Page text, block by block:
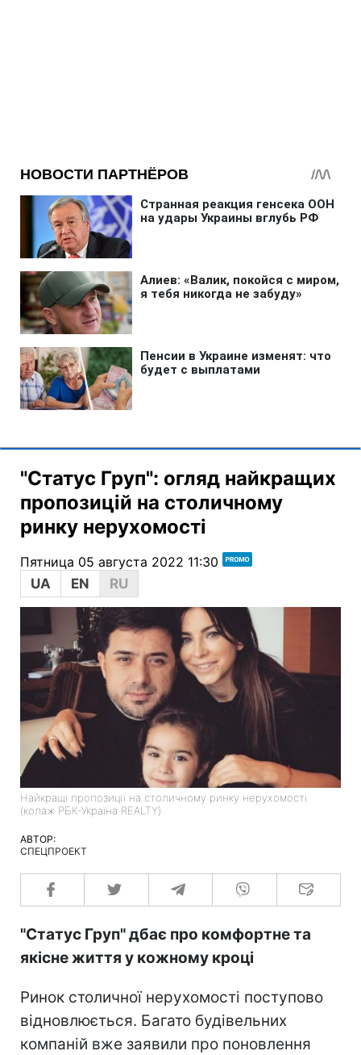
"Статус Груп": огляд найкращих
пропозицій на столичному
ринку нерухомості
Пятница 05 августа 2022 11:30
UA
EN RU
Найкращі пропозиції на столичному ринку нерухомості
(колаж РБК-Україна REALTY)
АВТОР:
СПЕЦПРОЕКТ
"Статус Груп" дбає про комфортне та
якісне життя у кожному кроці
Ринок столичної нерухомості поступово
відновлюється. Багато будівельних
компаній вже заявили про поновлення